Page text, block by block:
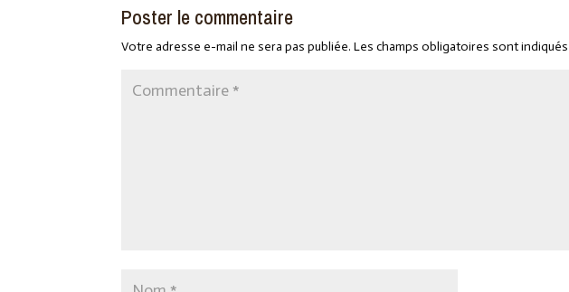
Poster le commentaire
Votre adresse e-mail ne sera pas publiée. Les champs obligatoires sont